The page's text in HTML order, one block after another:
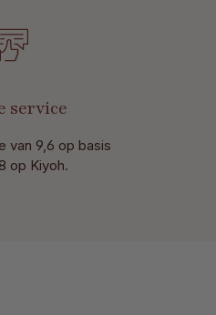
service
van 9,6 op basis
op Kiyoh.